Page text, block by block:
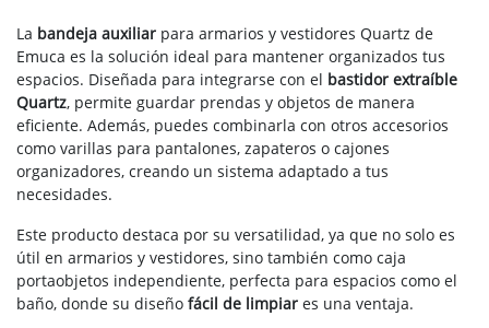
La bandeja auxiliar para armarios y vestidores Quartz de
Emuca es la solución ideal para mantener organizados tus
espacios. Diseñada para integrarse con el bastidor extraíble
Quartz, permite guardar prendas y objetos de manera
eficiente. Además, puedes combinarla con otros accesorios
como varillas para pantalones, zapateros o cajones
organizadores, creando un sistema adaptado a tus
necesidades.
Este producto destaca por su versatilidad, ya que no solo es
útil en armarios y vestidores, sino también como caja
portaobjetos independiente, perfecta para espacios como el
baño, donde su diseño fácil de limpiar es una ventaja.